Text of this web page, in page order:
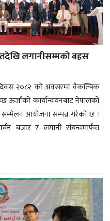
लगानीसम्मको बहस
दिवस २०८२ को अवसरमा वैकल्पिक
ऊर्जाको कार्यान्वयनबाट नेपालको
सम्मेलन आयोजना सम्पन्न गरेको छ ।
बजार र लगानी संयन्त्रमार्फत